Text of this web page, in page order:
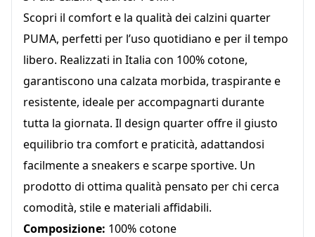
Scopri il comfort e la qualità dei calzini quarter
PUMA, perfetti per l’uso quotidiano e per il tempo
libero. Realizzati in Italia con 100% cotone,
garantiscono una calzata morbida, traspirante e
resistente, ideale per accompagnarti durante
tutta la giornata. Il design quarter offre il giusto
equilibrio tra comfort e praticità, adattandosi
facilmente a sneakers e scarpe sportive. Un
prodotto di ottima qualità pensato per chi cerca
comodità, stile e materiali affidabili.
Composizione: 100% cotone